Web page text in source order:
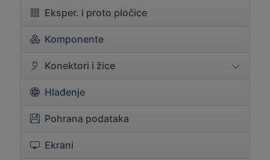
Eksper. i proto pločice
Komponente
Konektori i žice
Hlađenje
Pohrana podataka
Ekrani